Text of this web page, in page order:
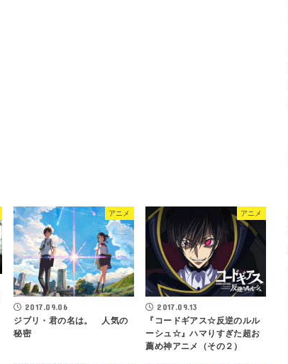
アニメ
2017.09.06
ジブリ・君の名は。 人気の
秘密
アニメ
2017.09.13
『コードギアス☆反逆のルル
ーシュ☆』ハマりすぎた超お
薦め神アニメ（その２）